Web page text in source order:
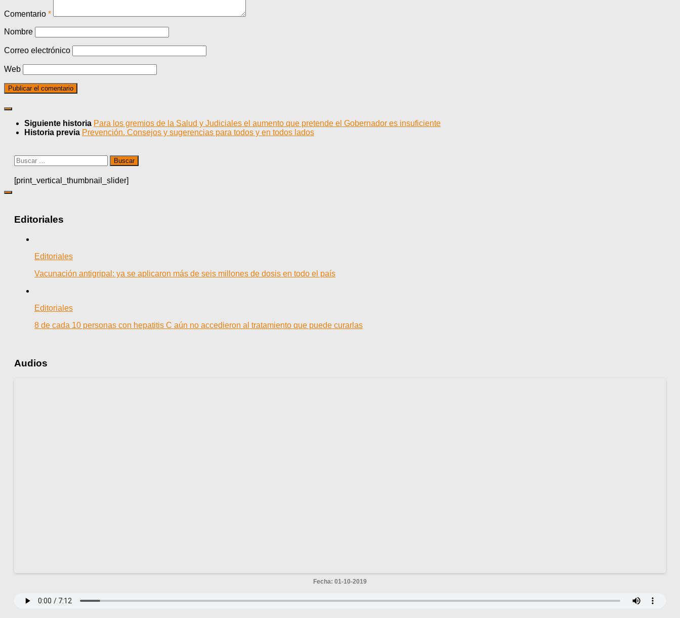
Comentario *
Nombre
Correo electrónico
Web
Siguiente historia Para los gremios de la Salud y Judiciales el aumento que pretende el Gobernador es insuficiente
Historia previa Prevención. Consejos y sugerencias para todos y en todos lados
Buscar:
[print_vertical_thumbnail_slider]
Editoriales
Editoriales
Vacunación antigripal: ya se aplicaron más de seis millones de dosis en todo el país
Editoriales
8 de cada 10 personas con hepatitis C aún no accedieron al tratamiento que puede curarlas
Audios
Fecha: 01-10-2019